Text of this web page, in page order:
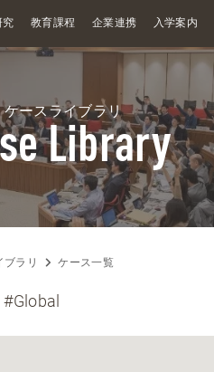
究 教育課程 企業連携 入学案内
ケースライブラリ
Library
ブラリ ケース一覧
#Global